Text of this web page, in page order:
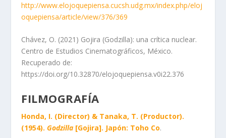
http://www.elojoquepiensa.cucsh.udg.mx/index.php/eloj
oquepiensa/article/view/376/369
Chávez, O. (2021) Gojira (Godzilla): una crítica nuclear.
Centro de Estudios Cinematográficos, México.
Recuperado de:
https://doi.org/10.32870/elojoquepiensa.v0i22.376
FILMOGRAFÍA
Honda, I. (Director) & Tanaka, T. (Productor).
(1954).Godzilla [Gojira]. Japón: Toho Co.